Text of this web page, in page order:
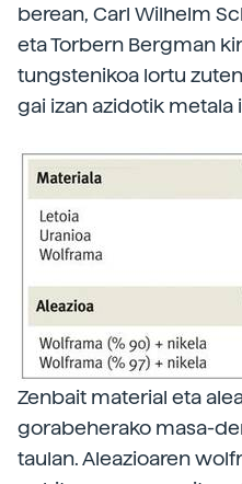
berean, Carl Wilhelm
eta Torbern Bergman
tungstenikoa lortu
gai izan azidotik metala
Zenbait material eta
gorabeherako masa-
taulan. Aleazioaren